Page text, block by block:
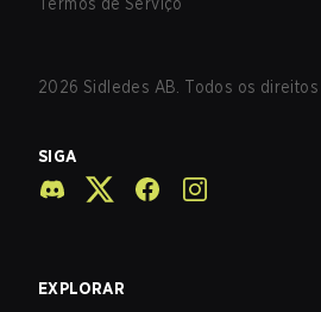
2026 Sidledes AB. Todos os
SIGA
EXPLORAR